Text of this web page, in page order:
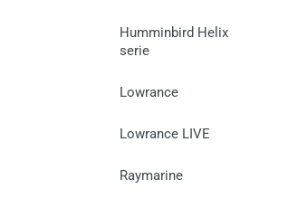
Humminbird Helix
serie
Lowrance
Lowrance LIVE
Raymarine